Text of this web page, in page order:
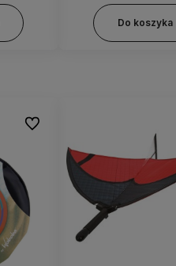
Do koszyka
Do ulubionych